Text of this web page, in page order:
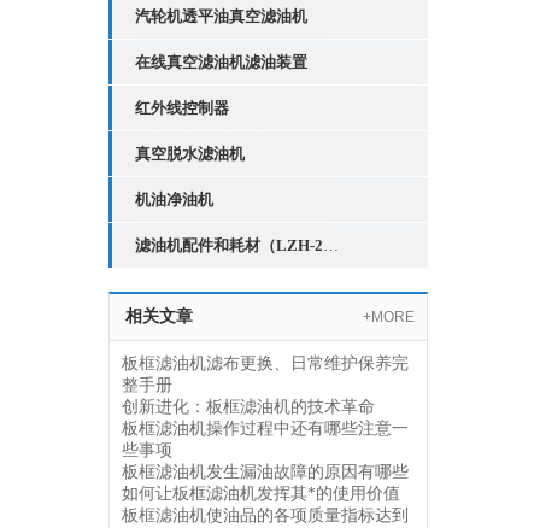
汽轮机透平油真空滤油机
在线真空滤油机滤油装置
红外线控制器
真空脱水滤油机
机油净油机
滤油机配件和耗材（LZH-2红外线液位控制器）
相关文章 +MORE
板框滤油机滤布更换、日常维护保养完
整手册
创新进化：板框滤油机的技术革命
板框滤油机操作过程中还有哪些注意一
些事项
板框滤油机发生漏油故障的原因有哪些
如何让板框滤油机发挥其*的使用价值
板框滤油机使油品的各项质量指标达到